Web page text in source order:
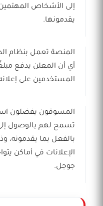
إلى الأشخاص المهتمين
يقدمونها.
أي أن المعلن يدفع
المستخدمين على
المسوقون يفضلون
تسمح لهم بالوصول
بالفعل بما
الإعلانات في أماكن
جوجل.